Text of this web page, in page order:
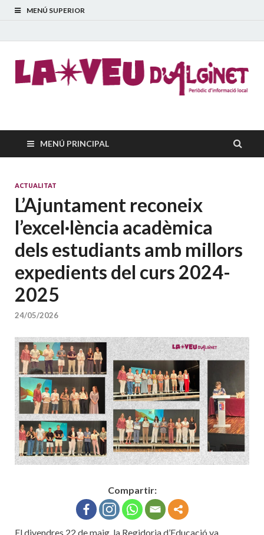
MENÚ SUPERIOR
La Veu d'Alginet
MENÚ PRINCIPAL
ACTUALITAT
L’Ajuntament reconeix
l’excel·lència acadèmica
dels estudiants amb millors
expedients del curs 2024-
2025
24/05/2026
Compartir:
El divendres 22 de maig, la Regidoria d’Educació va